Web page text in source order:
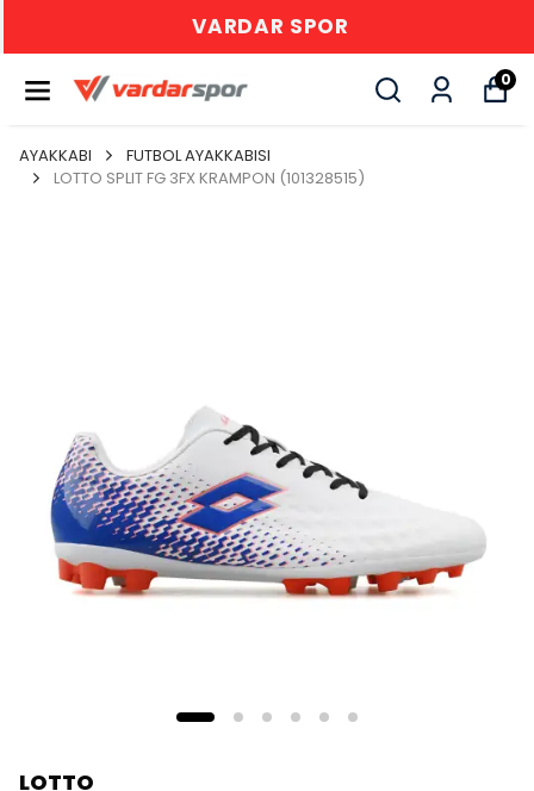
VARDAR SPOR
0
AYAKKABI
FUTBOL AYAKKABISI
LOTTO SPLIT FG 3FX KRAMPON (101328515)
LOTTO